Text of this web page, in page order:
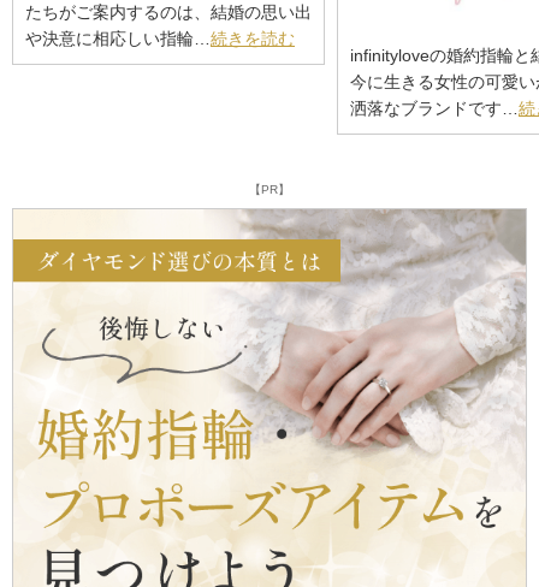
たちがご案内するのは、結婚の思い出
や決意に相応しい指輪… 続きを読む
infinityloveの婚約指輪と
今に生きる女性の可愛
洒落なブランドです…続
【PR】